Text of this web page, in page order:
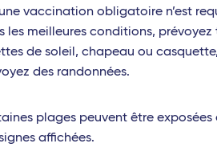
vaccination obligatoire n’est
les meilleures conditions,
de soleil, chapeau ou
des randonnées.
plages peuvent être
affichées.